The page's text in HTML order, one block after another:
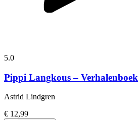
5.0
Pippi Langkous – Verhalenboek
Astrid Lindgren
€ 12,99